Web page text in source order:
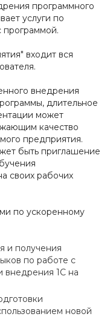
программного
услуги по
программой.
входит вся
внедрения
длительное
может
качество
предприятия.
быть приглашение
своих рабочих
по ускоренному
и получения
по работе с
внедрения 1С на
новой